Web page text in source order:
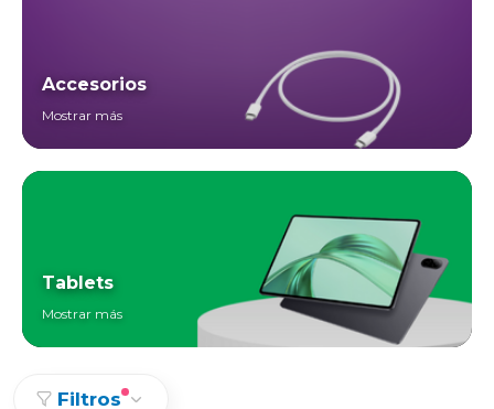
Accesorios
Mostrar más
Tablets
Mostrar más
Filtros